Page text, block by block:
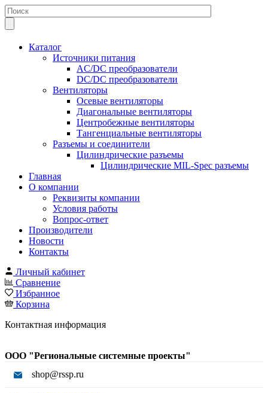
Каталог
Источники питания
AC/DC преобразователи
DC/DC преобразователи
Вентиляторы
Осевые вентиляторы
Диагональные вентиляторы
Центробежные вентиляторы
Тангенциальные вентиляторы
Разъемы и соединители
Цилиндрические разъемы
Цилиндрические MIL-Spec разъемы
Главная
О компании
Реквизиты компании
Условия работы
Вопрос-ответ
Производители
Новости
Контакты
Личный кабинет
Сравнение
Избранное
Корзина
Контактная информация
ООО "Региональные системные проекты"
shop@rssp.ru